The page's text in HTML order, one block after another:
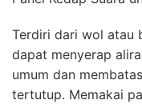
Terdiri dari wol atau
dapat menyerap
umum dan
tertutup. Memakai